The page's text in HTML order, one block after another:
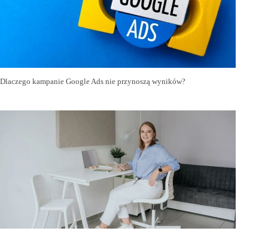
Dlaczego kampanie Google Ads nie przynoszą wyników?